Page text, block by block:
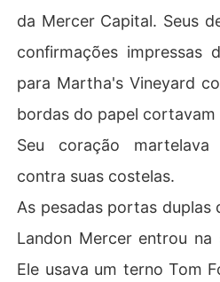
Sobrevivi por um triz, mas o
No dia seguinte, com o braço
nte de todos.
ameaçou destruir meu antigo
à sua festa de noivado servir
Lá, seus amigos apertaram
da Mercer Capital. Seus
confirmações impressas
para Martha's Vineyard
bordas do papel cortavam
Seu coração
contra suas costelas.
As pesadas portas duplas
Landon Mercer entrou na
Ele usava um terno Tom